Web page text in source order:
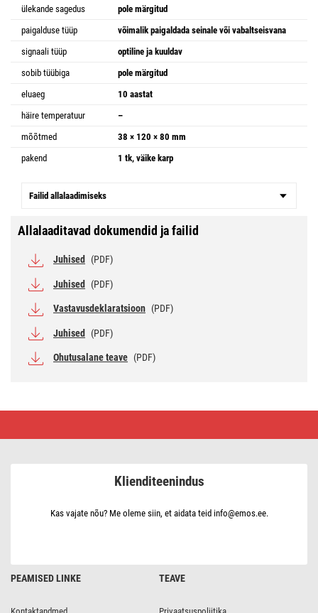
ülekande sagedus
pole märgitud
paigalduse tüüp
võimalik paigaldada seinale või vabaltseisvana
signaali tüüp
optiline ja kuuldav
sobib tüübiga
pole märgitud
eluaeg
10 aastat
häire temperatuur
–
mõõtmed
38 × 120 × 80 mm
pakend
1 tk, väike karp
Failid allalaadimiseks
Allalaaditavad dokumendid ja failid
Juhised (PDF)
Juhised (PDF)
Vastavusdeklaratsioon (PDF)
Juhised (PDF)
Ohutusalane teave (PDF)
PEAMISED LINKE TEAVE
Klienditeenindus
Kas vajate nõu? Me oleme siin, et aidata teid info@emos.ee.